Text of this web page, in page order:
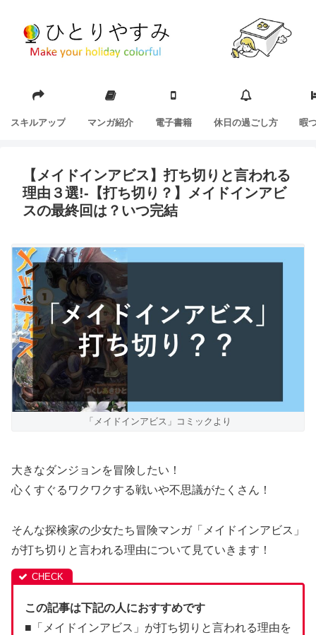
スキルアップ マンガ紹介 電子書籍 休日の過ごし方 暇
【メイドインアビス】打ち切りと言われる
理由３選!-【打ち切り？】メイドインアビ
スの最終回は？いつ完結
「メイドインアビス」コミックより
大きなダンジョンを冒険したい！
心くすぐるワクワクする戦いや不思議がたくさん！
そんな探検家の少女たち冒険マンガ「メイドインアビス」
が打ち切りと言われる理由について見ていきます！
この記事は下記の人におすすめです
■「メイドインアビス」が打ち切りと言われる理由を